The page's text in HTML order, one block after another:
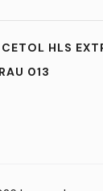
HLS
013